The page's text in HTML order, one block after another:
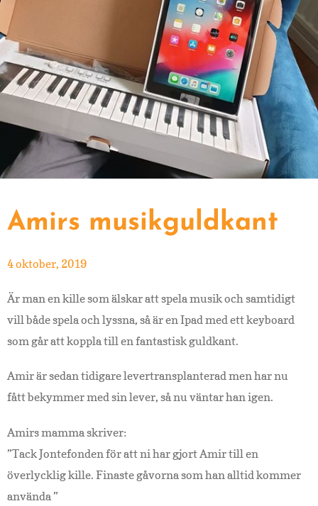
Amirs musikguldkant
4 oktober, 2019
Är man en kille som älskar att spela musik och samtidigt
vill både spela och lyssna, så är en Ipad med ett keyboard
som går att koppla till en fantastisk guldkant.
Amir är sedan tidigare levertransplanterad men har nu
fått bekymmer med sin lever, så nu väntar han igen.
Amirs mamma skriver:
”Tack Jontefonden för att ni har gjort Amir till en
överlycklig kille. Finaste gåvorna som han alltid kommer
använda ”